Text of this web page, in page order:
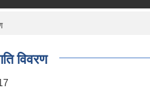
विवरण